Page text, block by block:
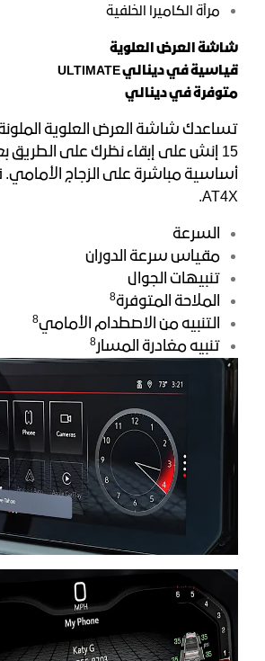
مرآة الكاميرا الخلفية
شاشة العرض العلوية
قياسية في دينالي ULTIMATE
متوفرة في دينالي
تساعدك شاشة العرض العلوية
15 إنش على إبقاء نظرك على
أساسية مباشرة على الزجاج
AT4X.
السرعة
مقياس سرعة الدوران
تنبيهات الجوال
الملاحة المتوفرة8
التنبيه من الاصطدام الأمامي8
تنبيه مغادرة المسار8